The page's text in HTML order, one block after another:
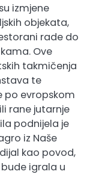
izmjene
objekata,
rade do
Ove
takmičenja
te
po evropskom
rane jutarnje
podnijela je
iz Naše
kao povod,
igrala u